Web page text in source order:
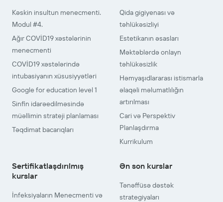
Kəskin insultun menecmenti.
Modul #4.
Ağır COVİD19 xəstələrinin
menecmenti
COVİD19 xəstələrində
intubasiyanın xüsusiyyətləri
Google for education level 1
Sinfin idarəedilməsində
müəllimin strateji planlaması
Təqdimat bacarıqları
Qida gigiyenası və
təhlükəsizliyi
Estetikanın əsasları
Məktəblərdə onlayn
təhlükəsizlik
Həmyaşıdlararası istismarla
əlaqəli məlumatlılığın
artırılması
Cari və Perspektiv
Planlaşdırma
Kurrikulum
Sertifikatlaşdırılmış
kurslar
İnfeksiyaların Menecmenti və
Ən son kurslar
Tənəffüsə dəstək
strategiyaları